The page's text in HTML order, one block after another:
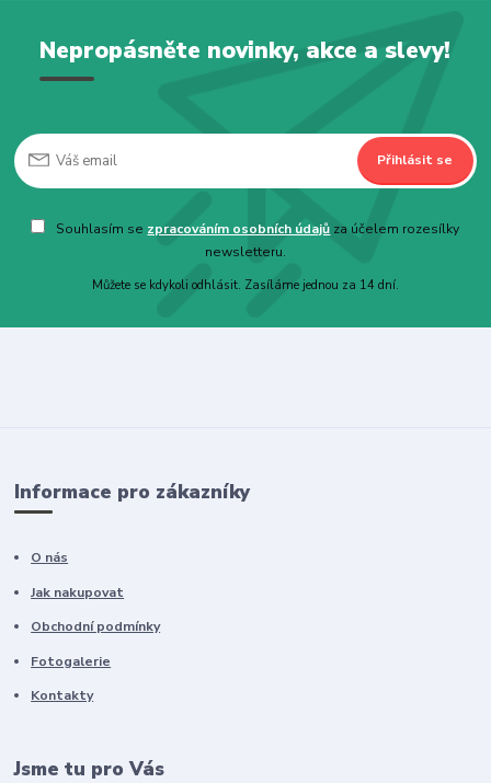
Nepropásněte novinky, akce a slevy!
Přihlásit se
Souhlasím se zpracováním osobních údajů za účelem rozesílky
newsletteru.
Můžete se kdykoli odhlásit. Zasíláme jednou za 14 dní.
Informace pro zákazníky
O nás
Jak nakupovat
Obchodní podmínky
Fotogalerie
Kontakty
Jsme tu pro Vás